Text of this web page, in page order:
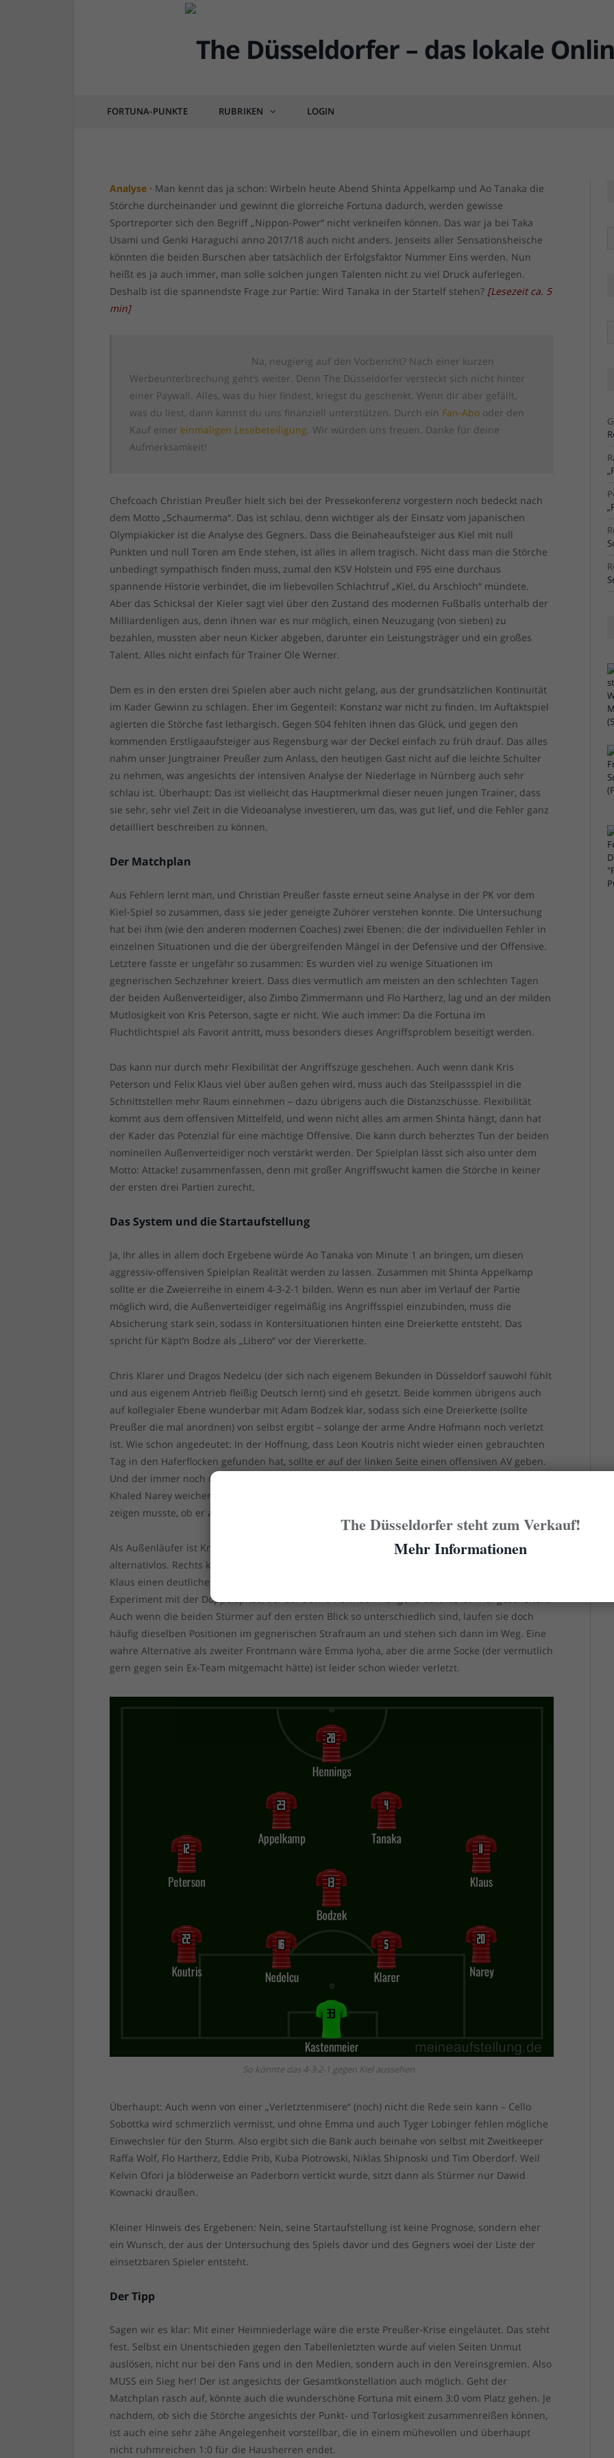
FORTUNA-PUNKTE RUBRIKEN LOGIN
Vorbericht: F95 vs Kiel – Macht ein Tanaka schon
Analyse · Man kennt das ja schon: Wirbeln heute Abend Shinta Appelkamp und Ao Tanaka die
Störche durcheinander und gewinnt die glorreiche Fortuna dadurch, werden gewisse
Sportreporter sich den Begriff „Nippon-Power“ nicht verkneifen können. Das war ja bei Taka
Usami und Genki Haraguchi anno 2017/18 auch nicht anders. Jenseits aller Sensationsheische
könnten die beiden Burschen aber tatsächlich der Erfolgsfaktor Nummer Eins werden. Nun
heißt es ja auch immer, man solle solchen jungen Talenten nicht zu viel Druck auferlegen.
Deshalb ist die spannendste Frage zur Partie: Wird Tanaka in der Startelf stehen? [Lesezeit ca. 5
min]
Na, neugierig auf den Vorbericht? Nach einer kurzen
Werbeunterbrechung geht’s weiter. Denn The Düsseldorfer versteckt sich nicht hinter
einer Paywall. Alles, was du hier findest, kriegst du geschenkt. Wenn dir aber gefällt,
was du liest, dann kannst du uns finanziell unterstützen. Durch ein Fan-Abo oder den
Kauf einer einmaligen Lesebeteiligung. Wir würden uns freuen. Danke für deine
Aufmerksamkeit!
Chefcoach Christian Preußer hielt sich bei der Pressekonferenz vorgestern noch bedeckt nach
dem Motto „Schaumerma“. Das ist schlau, denn wichtiger als der Einsatz vom japanischen
Olympiakicker ist die Analyse des Gegners. Dass die Beinaheaufsteiger aus Kiel mit null
Punkten und null Toren am Ende stehen, ist alles in allem tragisch. Nicht dass man die Störche
unbedingt sympathisch finden muss, zumal den KSV Holstein und F95 eine durchaus
spannende Historie verbindet, die im liebevollen Schlachtruf „Kiel, du Arschloch“ mündete.
Aber das Schicksal der Kieler sagt viel über den Zustand des modernen Fußballs unterhalb der
Milliardenligen aus, denn ihnen war es nur möglich, einen Neuzugang (von sieben) zu
bezahlen, mussten aber neun Kicker abgeben, darunter ein Leistungsträger und ein großes
Talent. Alles nicht einfach für Trainer Ole Werner.
Dem es in den ersten drei Spielen aber auch nicht gelang, aus der grundsätzlichen Kontinuität
im Kader Gewinn zu schlagen. Eher im Gegenteil: Konstanz war nicht zu finden. Im Auftaktspiel
agierten die Störche fast lethargisch. Gegen S04 fehlten ihnen das Glück, und gegen den
kommenden Erstligaaufsteiger aus Regensburg war der Deckel einfach zu früh drauf. Das alles
nahm unser Jungtrainer Preußer zum Anlass, den heutigen Gast nicht auf die leichte Schulter
zu nehmen, was angesichts der intensiven Analyse der Niederlage in Nürnberg auch sehr
schlau ist. Überhaupt: Das ist vielleicht das Hauptmerkmal dieser neuen jungen Trainer, dass
sie sehr, sehr viel Zeit in die Videoanalyse investieren, um das, was gut lief, und die Fehler ganz
detailliert beschreiben zu können.
Der Matchplan
Aus Fehlern lernt man, und Christian Preußer fasste erneut seine Analyse in der PK vor dem
Kiel-Spiel so zusammen, dass sie jeder geneigte Zuhörer verstehen konnte. Die Untersuchung
hat bei ihm (wie den anderen modernen Coaches) zwei Ebenen: die der individuellen Fehler in
einzelnen Situationen und die der übergreifenden Mängel in der Defensive und der Offensive.
Letztere fasste er ungefähr so zusammen: Es wurden viel zu wenige Situationen im
gegnerischen Sechzehner kreiert. Dass dies vermutlich am meisten an den schlechten Tagen
der beiden Außenverteidiger, also Zimbo Zimmermann und Flo Hartherz, lag und an der milden
Mutlosigkeit von Kris Peterson, sagte er nicht. Wie auch immer: Da die Fortuna im
Fluchtlichtspiel als Favorit antritt, muss besonders dieses Angriffsproblem beseitigt werden.
Das kann nur durch mehr Flexibilität der Angriffszüge geschehen. Auch wenn dank Kris
Peterson und Felix Klaus viel über außen gehen wird, muss auch das Steilpassspiel in die
Schnittstellen mehr Raum einnehmen – dazu übrigens auch die Distanzschüsse. Flexibilität
kommt aus dem offensiven Mittelfeld, und wenn nicht alles am armen Shinta hängt, dann hat
der Kader das Potenzial für eine mächtige Offensive. Die kann durch beherztes Tun der beiden
nominellen Außenverteidiger noch verstärkt werden. Der Spielplan lässt sich also unter dem
Motto: Attacke! zusammenfassen, denn mit großer Angriffswucht kamen die Störche in keiner
der ersten drei Partien zurecht.
Das System und die Startaufstellung
Ja, Ihr alles in allem doch Ergebene würde Ao Tanaka von Minute 1 an bringen, um diesen
aggressiv-offensiven Spielplan Realität werden zu lassen. Zusammen mit Shinta Appelkamp
sollte er die Zweierreihe in einem 4-3-2-1 bilden. Wenn es nun aber im Verlauf der Partie
möglich wird, die Außenverteidiger regelmäßig ins Angriffsspiel einzubinden, muss die
Absicherung stark sein, sodass in Kontersituationen hinten eine Dreierkette entsteht. Das
spricht für Käpt’n Bodze als „Libero“ vor der Viererkette.
Chris Klarer und Dragos Nedelcu (der sich nach eigenem Bekunden in Düsseldorf sauwohl fühlt
und aus eigenem Antrieb fleißig Deutsch lernt) sind eh gesetzt. Beide kommen übrigens auch
auf kollegialer Ebene wunderbar mit Adam Bodzek klar, sodass sich eine Dreierkette (sollte
Preußer die mal anordnen) von selbst ergibt – solange der arme Andre Hofmann noch verletzt
ist. Wie schon angedeutet: In der Hoffnung, dass Leon Koutris nicht wieder einen gebrauchten
Tag in den Haferflocken gefunden hat, sollte er auf der linken Seite einen offensiven AV geben.
Und der immer noch und immer wieder leicht überspielt wirkende Zimbo Zimmermann sollte
Khaled Narey weichen, der bei jedem Einsatz seine Qualitäten beweist, aber noch nie so richtig
zeigen musste, ob er auch als Verteidiger taugt.
Als Außenläufer ist Kris Peterson auch nach einem nicht so dollen Spiel wie in Nürnberg aktuell
alternativlos. Rechts könnte anstelle von Felix Klaus auch Niklas Shipnoski ran, aber noch ist
Klaus einen deutlichen Tacken besser. Und in der Spitze? Keine Frage: Rouwen Hennings! Das
Experiment mit der Doppelspitze, bei der Dawid Kownacki hängend auftritt, ist final gescheitert.
Auch wenn die beiden Stürmer auf den ersten Blick so unterschiedlich sind, laufen sie doch
häufig dieselben Positionen im gegnerischen Strafraum an und stehen sich dann im Weg. Eine
wahre Alternative als zweiter Frontmann wäre Emma Iyoha, aber die arme Socke (der vermutlich
gern gegen sein Ex-Team mitgemacht hätte) ist leider schon wieder verletzt.
So könnte das 4-3-2-1 gegen Kiel aussehen
Überhaupt: Auch wenn von einer „Verletztenmisere“ (noch) nicht die Rede sein kann – Cello
Sobottka wird schmerzlich vermisst, und ohne Emma und auch Tyger Lobinger fehlen mögliche
Einwechsler für den Sturm. Also ergibt sich die Bank auch beinahe von selbst mit Zweitkeeper
Raffa Wolf, Flo Hartherz, Eddie Prib, Kuba Piotrowski, Niklas Shipnoski und Tim Oberdorf. Weil
Kelvin Ofori ja blöderweise an Paderborn vertickt wurde, sitzt dann als Stürmer nur Dawid
Kownacki draußen.
Kleiner Hinweis des Ergebenen: Nein, seine Startaufstellung ist keine Prognose, sondern eher
ein Wunsch, der aus der Untersuchung des Spiels davor und des Gegners woei der Liste der
einsetzbaren Spieler entsteht.
Der Tipp
Sagen wir es klar: Mit einer Heimniederlage wäre die erste Preußer-Krise eingeläutet. Das steht
fest. Selbst ein Unentschieden gegen den Tabellenletzten würde auf vielen Seiten Unmut
auslösen, nicht nur bei den Fans und in den Medien, sondern auch in den Vereinsgremien. Also
MUSS ein Sieg her! Der ist angesichts der Gesamtkonstellation auch möglich. Geht der
Matchplan rasch auf, könnte auch die wunderschöne Fortuna mit einem 3:0 vom Platz gehen. Je
nachdem, ob sich die Störche angesichts der Punkt- und Torlosigkeit zusammenreißen können,
ist auch eine sehr zähe Angelegenheit vorstellbar, die in einem mühevollen und überhaupt
nicht ruhmreichen 1:0 für die Hausherren endet.
The Düsseldorfer steht zum Verkauf!
Mehr Informationen